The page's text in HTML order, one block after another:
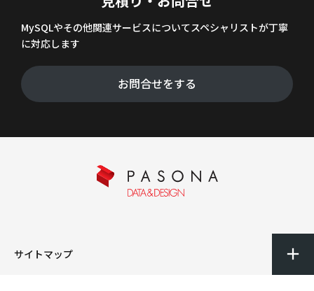
MySQLやその他関連サービスについてスペシャリストが丁寧
に対応します
お問合せをする
サイトマップ